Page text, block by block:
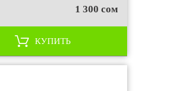
1 300 сом
КУПИТЬ